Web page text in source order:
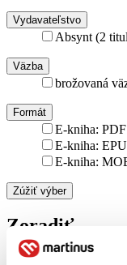
Vydavateľstvo
Absynt (2
Väzba
brožovaná
Formát
E-kniha:
E-kniha:
E-kniha:
Zúžiť výber
Zoradiť